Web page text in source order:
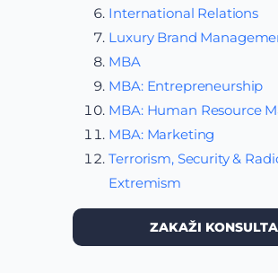
International Relations
Luxury Brand
MBA
MBA: Entrepreneurship
MBA: Human Resource
MBA: Marketing
Terrorism, Security &
Extremism
ZAKAŽI